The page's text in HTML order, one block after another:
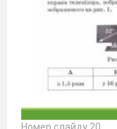
Номер слайду 20